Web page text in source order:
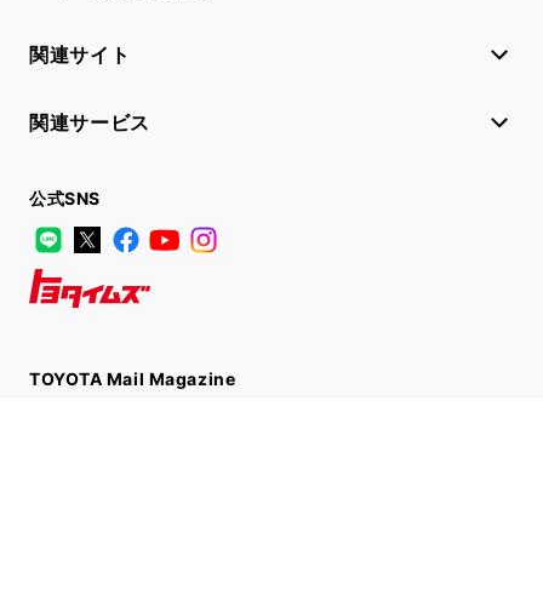
関連サイト
関連サービス
公式SNS
LINE
X FacebookYouTube
TOYOTA Mail Magazine